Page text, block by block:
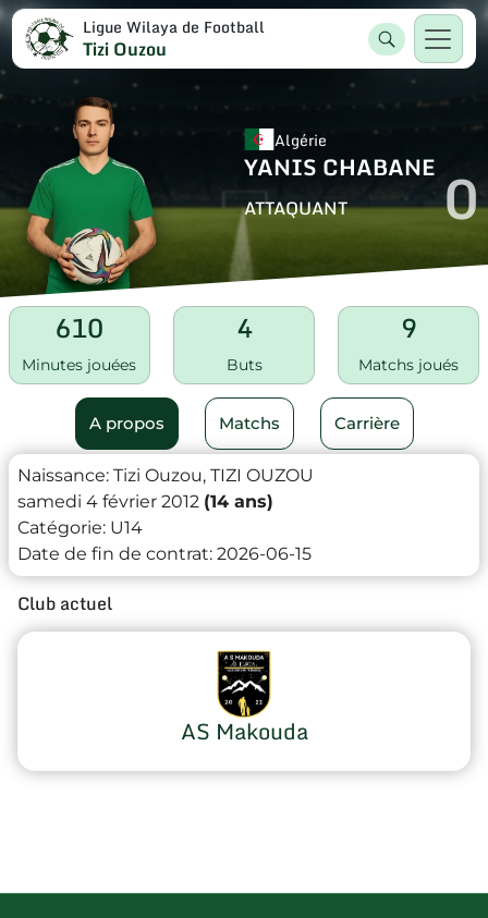
Ligue Wilaya de Football
Tizi Ouzou
Algérie
YANIS CHABANE
ATTAQUANT 0
610
Minutes jouées
4
Buts
9
Matchs joués
A propos Matchs Carrière
Naissance: Tizi Ouzou, TIZI OUZOU
samedi 4 février 2012 (14 ans)
Catégorie: U14
Date de fin de contrat: 2026-06-15
Club actuel
AS Makouda